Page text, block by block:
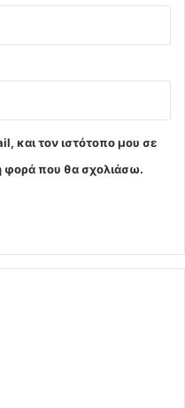
και τον ιστότοπο μου σε
φορά που θα σχολιάσω.